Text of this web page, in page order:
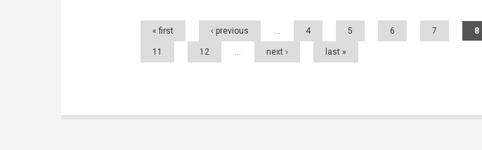
Pages
« first ‹ previous … 4 5 6 7 8
11 12 … next › last »